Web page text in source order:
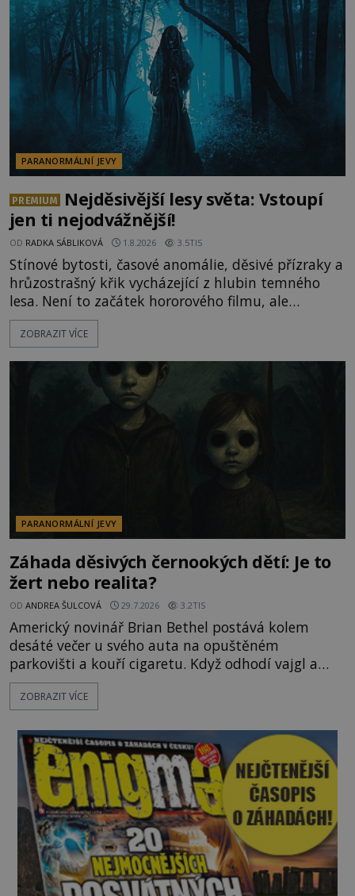
lokality vykazují nápadně podobná svědectví po
celé generace. A právě tato opakující se svědectví
PARANORMÁLNÍ JEVY
PREMIUM
Nejděsivější lesy světa: Vstoupí
jen ti nejodvážnější!
OD RADKA SÁBLIKOVÁ 1.8.2026 3.5TIS
Stínové bytosti, časové anomálie, děsivé přízraky a
hrůzostrašný křik vycházející z hlubin temného
lesa. Není to začátek hororového filmu, ale
události, které popisují návštěvníci lesů, které jsou
označovány jako nejděsivější na světě. Lidé bydlící
vyhýbají! Už jste o těchto lesích slyšeli? A odvážili
byste se je navštívit? [gallery ids="17
ZOBRAZIT VÍCE
PARANORMÁLNÍ JEVY
Záhada děsivých černookých dětí: Je to
žert nebo realita?
OD ANDREA ŠULCOVÁ 29.7.2026 3.2TIS
Americký novinář Brian Bethel postává kolem
desáté večer u svého auta na opuštěném
parkovišti a kouří cigaretu. Když odhodí vajgl a
chystá se nastoupit do auta, přijdou k němu dva
mladí chlapci, kterým může být okolo 14 let.
pouhých několik minut od tohoto parkoviště,“
zeptá se suverénně jeden z nich. P
ZOBRAZIT VÍCE